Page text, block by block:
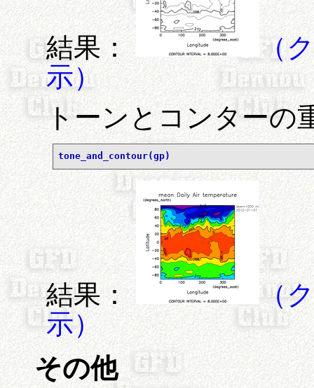
結果：
（
示）
トーンとコンターの
tone_and_contour(gp)
結果：
（
示）
その他